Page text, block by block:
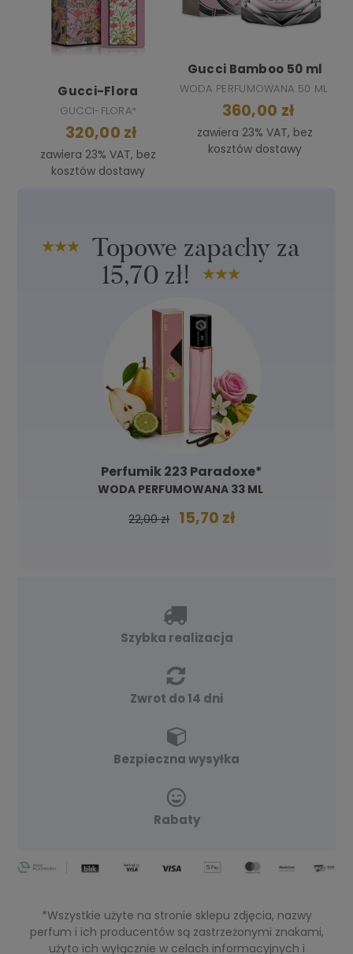
Gucci-Flora
GUCCI-FLORA*
320,00 zł
zawiera 23% VAT, bez
kosztów dostawy
Gucci Bamboo 50 ml
WODA PERFUMOWANA 50 ML
360,00 zł
zawiera 23% VAT, bez
kosztów dostawy
Topowe zapachy za
15,70 zł!
Perfumik 223 Paradoxe*
WODA PERFUMOWANA 33 ML
22,00 zł 15,70 zł
Szybka realizacja
Zwrot do 14 dni
Bezpieczna wysyłka
Rabaty
*Wszystkie użyte na stronie sklepu zdjęcia, nazwy
perfum i ich producentów są zastrzeżonymi znakami,
użyto ich wyłącznie w celach informacyjnych i